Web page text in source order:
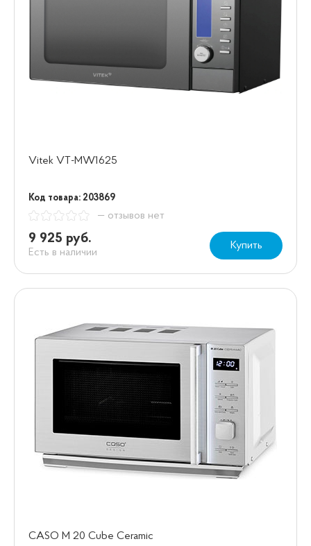
Vitek VT-MW1625
Код товара: 203869
— отзывов нет
9 925 руб.
Есть в наличии
Купить
CASO M 20 Cube Ceramic